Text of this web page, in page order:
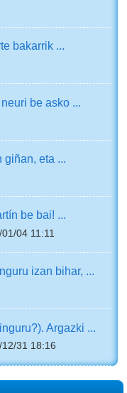
bakarrik ...
be asko ...
giñan, eta ...
be bai! ...
04 11:11
izan bihar, ...
Argazki ...
12/31 18:16